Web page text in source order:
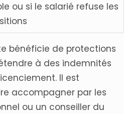
ou si le salarié refuse les
bénéficie de protections
à des indemnités
Il est
accompagner par les
ou un conseiller du